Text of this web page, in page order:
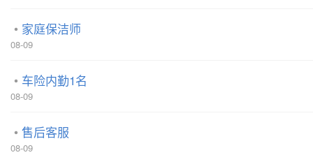
家庭保洁师
08-09
车险内勤1名
08-09
售后客服
08-09